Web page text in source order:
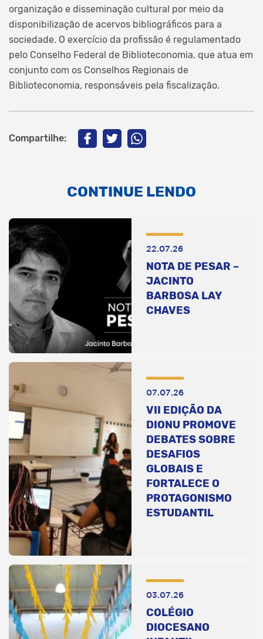
organização e disseminação cultural por meio da
disponibilização de acervos bibliográficos para a
sociedade. O exercício da profissão é regulamentado
pelo Conselho Federal de Biblioteconomia, que atua em
conjunto com os Conselhos Regionais de
Biblioteconomia, responsáveis pela fiscalização.
Compartilhe:
CONTINUE LENDO
22.07.26
NOTA DE PESAR –
JACINTO
BARBOSA LAY
CHAVES
07.07.26
VII EDIÇÃO DA
DIONU PROMOVE
DEBATES SOBRE
DESAFIOS
GLOBAIS E
FORTALECE O
PROTAGONISMO
ESTUDANTIL
03.07.26
COLÉGIO
DIOCESANO